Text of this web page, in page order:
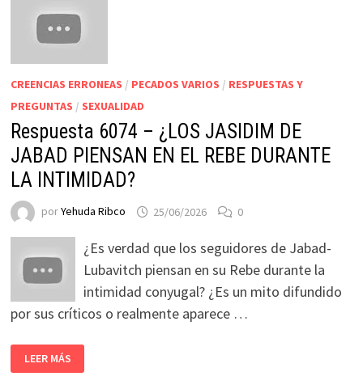
CREENCIAS ERRONEAS / PECADOS VARIOS / RESPUESTAS Y
PREGUNTAS / SEXUALIDAD
Respuesta 6074 – ¿LOS JASIDIM DE
JABAD PIENSAN EN EL REBE DURANTE
LA INTIMIDAD?
porYehuda Ribco 25/06/2026 0
¿Es verdad que los seguidores de Jabad-
Lubavitch piensan en su Rebe durante la
intimidad conyugal? ¿Es un mito difundido
por sus críticos o realmente aparece …
LEER MÁS